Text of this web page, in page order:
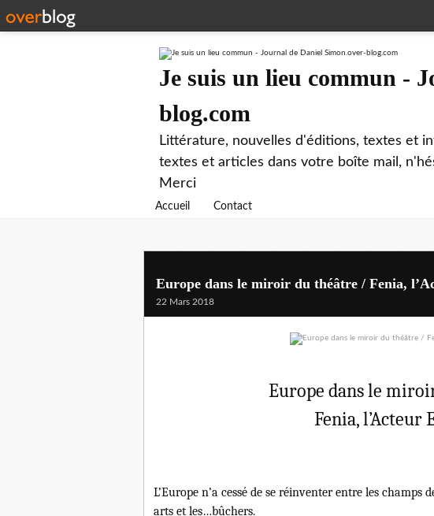
Je suis un lieu commun -
blog.com
Littérature, nouvelles d'éditions, textes et
textes et articles dans votre boîte mail,
Merci
Accueil Contact
Europe dans le miroir du théâtre / Fenia,
22 Mars 2018
Europe dans le
Fenia, l’Acteur
L’Europe n’a cessé de se réinventer entre les
arts et les…bûchers.